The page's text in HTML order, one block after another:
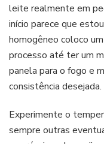
leite realmente em
início parece que
homogêneo coloco
processo até ter um
panela para o fogo e
consistência desejada.
Experimente o
sempre outras